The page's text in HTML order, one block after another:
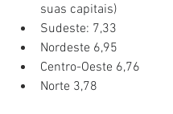
suas capitais)
Sudeste: 7,33
Nordeste 6,95
Centro-Oeste 6,76
Norte 3,78